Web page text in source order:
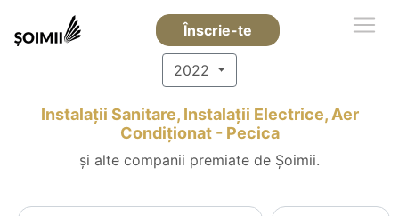
Înscrie-te
2022
Instalații Sanitare, Instalații Electrice, Aer
Condiționat - Pecica
și alte companii premiate de Șoimii.